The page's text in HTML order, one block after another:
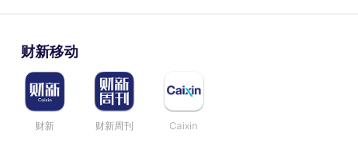
财新移动
财新 财新周刊 Caixin